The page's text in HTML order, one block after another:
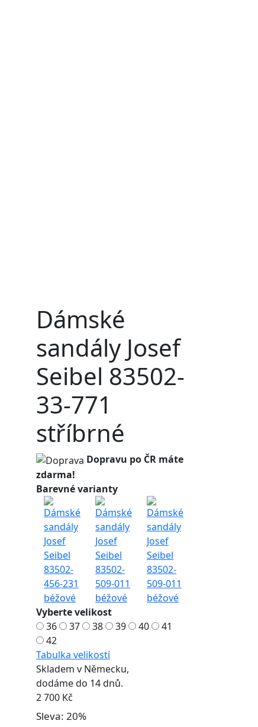
Dámské
sandály Josef
Seibel 83502-
33-771
stříbrné
Dopravu po ČR máte
zdarma!
Barevné varianty
Vyberte velikost
36
37 38 39 40
41
42
Tabulka velikostí
Skladem v Německu,
dodáme do 14 dnů.
2 700 Kč
Sleva: 20%